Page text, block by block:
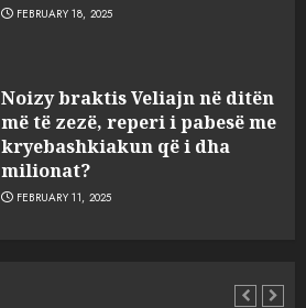
FEBRUARY 18, 2025
Noizy braktis Veliajn në ditën
më të zezë, reperi i pabesë me
kryebashkiakun që i dha
milionat?
FEBRUARY 11, 2025
sulmuan “One Albania”,
ngjarja u fsheh. A u vodhën
serverat?
MARCH 25, 2025